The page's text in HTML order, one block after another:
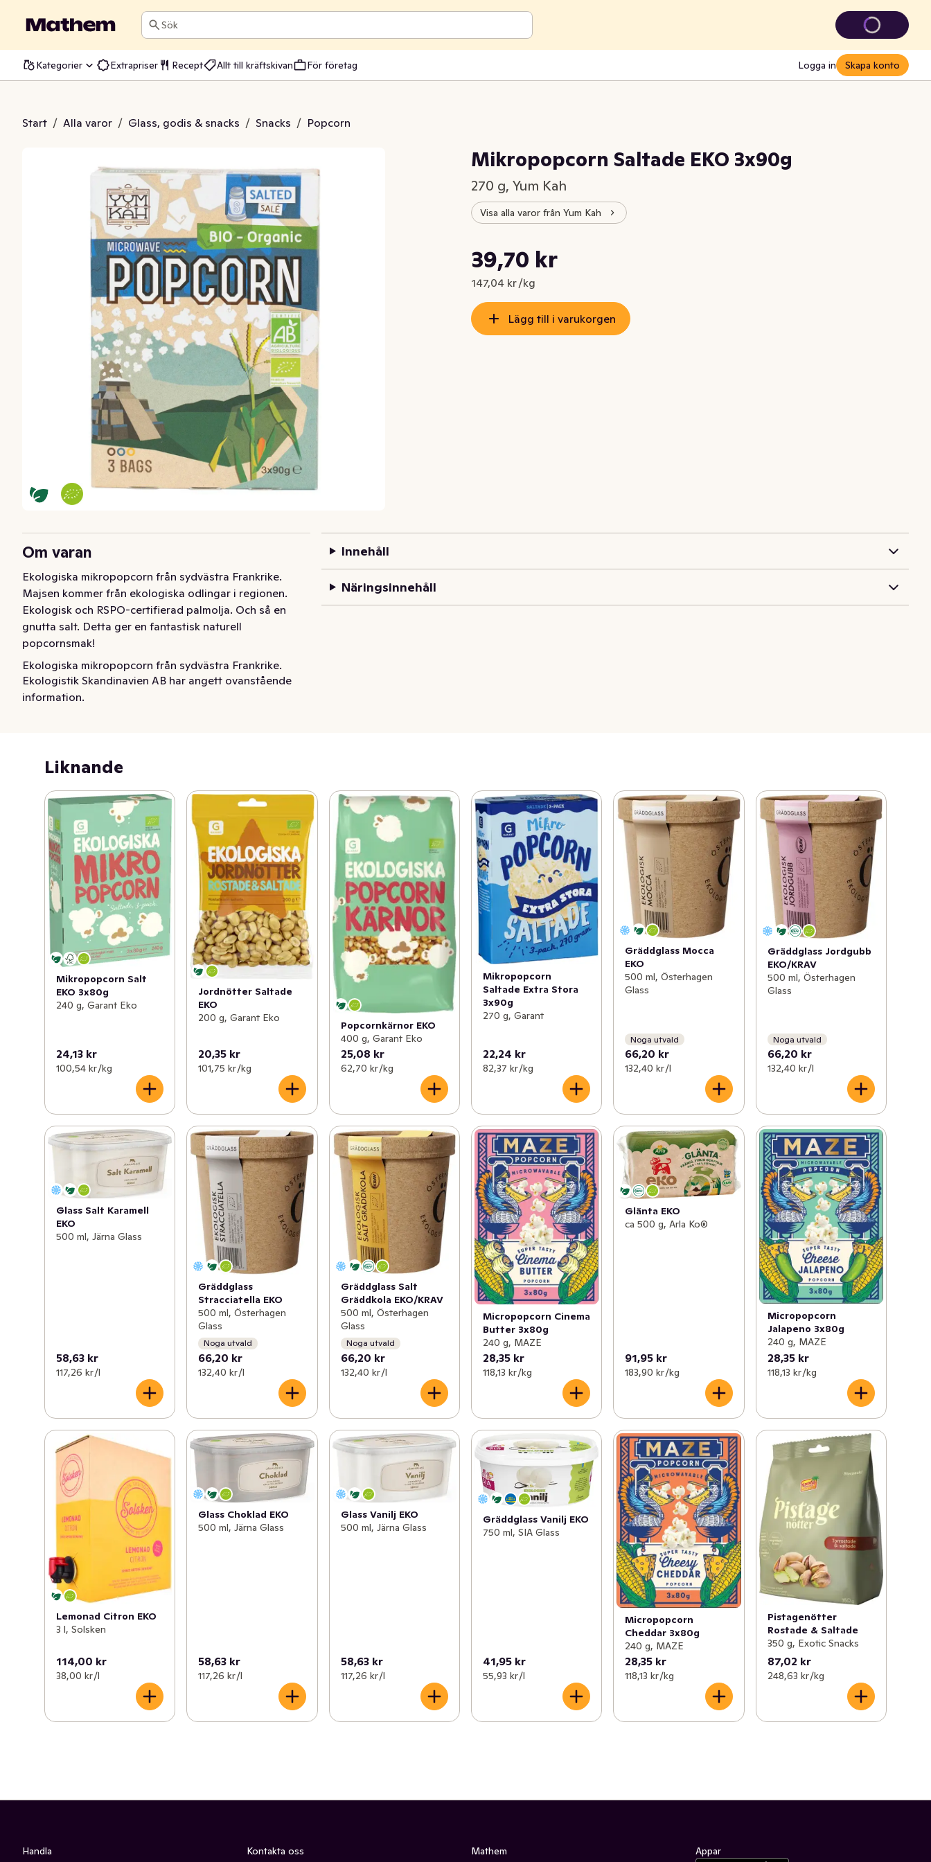
Sök
Kategorier Extrapriser Recept Allt till kräftskivan För företag Logga in Skapa konto
Start / Alla varor / Glass, godis & snacks / Snacks / Popcorn
Saltade EKO 3x90g
Mikropopcorn Saltade EKO 3x90g
270 g, Yum Kah
Visa alla varor från Yum Kah
Nuvarande pris är: 39,70 kr
39,70 kr
147,04 kr /kg
Styckpris: 147,04 kr /kg
Lägg till i varukorgen
Om varan
Ekologiska mikropopcorn från sydvästra Frankrike.
Majsen kommer från ekologiska odlingar i regionen.
Ekologisk och RSPO-certifierad palmolja. Och så en
gnutta salt. Detta ger en fantastisk naturell
popcornsmak!
Ekologiska mikropopcorn från sydvästra Frankrike.
Majsen kommer från ekologiska odlingar i regionen.
Ekologisk och RSPO-certifierad palmolja. Och så en
Ekologistik Skandinavien AB har angett ovanstående
information.
Innehåll
Näringsinnehåll
Liknande
Mikropopcorn Salt
EKO 3x80g
240 g, Garant Eko
24,13 kr
100,54 kr /kg
Jordnötter Saltade
EKO
200 g, Garant Eko
20,35 kr
101,75 kr /kg
Popcornkärnor EKO
400 g, Garant Eko
25,08 kr
62,70 kr /kg
Mikropopcorn
Saltade Extra Stora
3x90g
270 g, Garant
22,24 kr
82,37 kr /kg
Gräddglass Mocca
EKO
500 ml, Österhagen
Glass
Noga utvald
66,20 kr
132,40 kr /l
Gräddglass Jordgubb
EKO/KRAV
500 ml, Österhagen
Glass
Noga utvald
66,20 kr
132,40 kr /l
Glass Salt Karamell
EKO
500 ml, Järna Glass
58,63 kr
117,26 kr /l
Gräddglass
Stracciatella EKO
500 ml, Österhagen
Glass
Noga utvald
66,20 kr
132,40 kr /l
Gräddglass Salt
Gräddkola EKO/KRAV
500 ml, Österhagen
Glass
Noga utvald
66,20 kr
132,40 kr /l
Micropopcorn Cinema
Butter 3x80g
240 g, MAZE
28,35 kr
118,13 kr /kg
Glänta EKO
ca 500 g, Arla Ko®
91,95 kr
183,90 kr /kg
Micropopcorn
Jalapeno 3x80g
240 g, MAZE
28,35 kr
118,13 kr /kg
Lemonad Citron EKO
3 l, Solsken
114,00 kr
38,00 kr /l
Glass Choklad EKO
500 ml, Järna Glass
58,63 kr
117,26 kr /l
Glass Vanilj EKO
500 ml, Järna Glass
58,63 kr
117,26 kr /l
Gräddglass Vanilj EKO
750 ml, SIA Glass
41,95 kr
55,93 kr /l
Micropopcorn
Cheddar 3x80g
240 g, MAZE
28,35 kr
118,13 kr /kg
Pistagenötter
Rostade & Saltade
350 g, Exotic Snacks
87,02 kr
248,63 kr /kg
Handla Kontakta oss Mathem Appar